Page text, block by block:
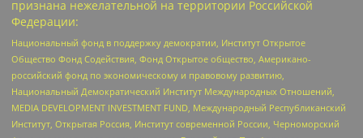
признана нежелательной на территории Российской
Федерации:
Национальный фонд в поддержку демократии, Институт Открытое
Общество Фонд Содействия, Фонд Открытое общество, Американо-
российский фонд по экономическому и правовому развитию,
Национальный Демократический Институт Международных Отношений,
MEDIA DEVELOPMENT INVESTMENT FUND, Международный Республиканский
Институт, Открытая Россия, Институт современной России, Черноморский